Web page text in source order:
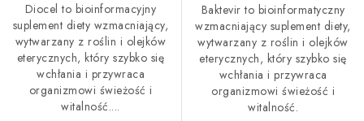
Diocel to bioinformacyjny
suplement diety wzmacniający,
wytwarzany z roślin i olejków
eterycznych, który szybko się
wchłania i przywraca
organizmowi świeżość i
witalność....
Baktevir to bioinformatyczny
wzmacniający suplement diety,
wytwarzany z roślin i olejków
eterycznych, który szybko się
wchłania i przywraca
organizmowi świeżość i
witalność.